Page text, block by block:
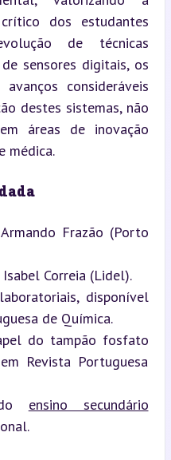
dos estudantes
de técnicas
sensores digitais, os
consideráveis
destes sistemas, não
áreas de inovação
médica.
Frazão (Porto
Correia (Lidel).
disponível
de Química.
do tampão fosfato
Revista Portuguesa
ensino secundário